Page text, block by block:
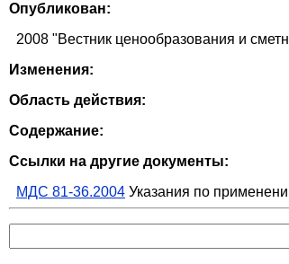
Опубликован:
2008 "Вестник ценообразования и
Изменения:
Область действия:
Содержание:
Ссылки на другие документы:
МДС 81-36.2004 Указания по